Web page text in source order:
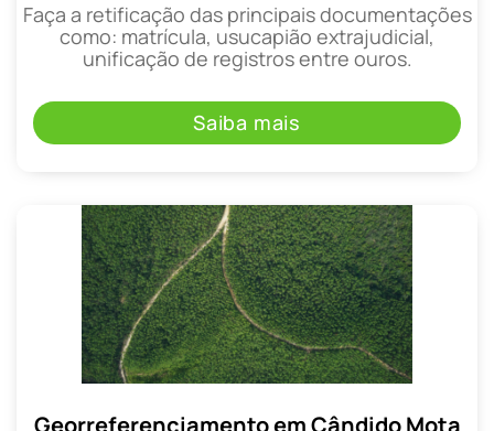
Faça a retificação das principais documentações
como: matrícula, usucapião extrajudicial,
unificação de registros entre ouros.
Saiba mais